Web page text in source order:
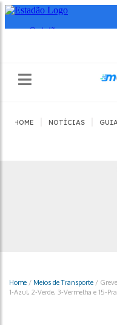
HOME NOTÍCIAS
Home / Meios de Transporte /
1-Azul, 2-Verde, 3-Vermelha e 15-